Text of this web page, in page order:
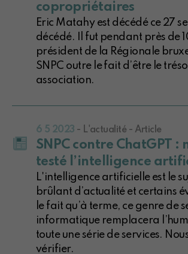
copropriétaires
Eric Matahy est décédé ce 27
décédé. Il fut pendant près de
président de la Régionale
SNPC outre le fait d’être le
association.
6 5 2023 - L'actualité - Article
SNPC contre ChatGPT :
testé l’intelligence
L'intelligence artificielle est le
brûlant d’actualité et certains
le fait qu’à terme, ce genre de
informatique remplacera
toute une série de services.
vérifier.